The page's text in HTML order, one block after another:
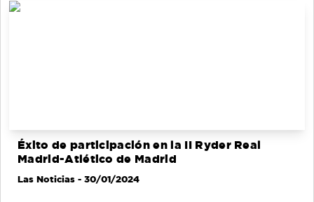
Éxito de participación en la II Ryder Real
Madrid-Atlético de Madrid
Las Noticias - 30/01/2024